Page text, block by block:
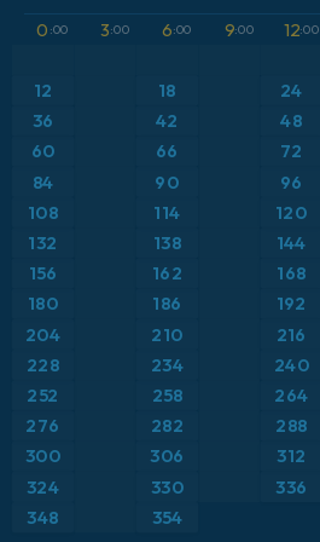
ICON Alemania 2 km
Caribe
Escandinavia
Estados Unidos
Europa
Francia
Grecia
Islandia
Anomalía de temperatura a 850 hPa
Precipitación, nubes y presión
Presión
Temperatura a 2 m
Temperatura a 500 hPa
Temperatura a 850 hPa
Viento a 10 m
0 :00 3:00 6:00 9:00 12:00
12 18 24
36
42 48
60
66 72
84
90 96
108
114 120
132
138 144
156 162 168
180 186 192
204
210 216
228
234 240
252
258 264
276 282 288
300 306 312
324
330 336
348
354